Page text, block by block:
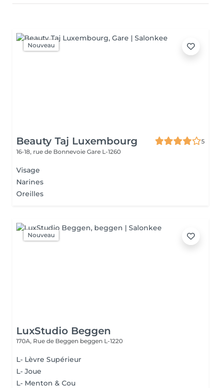
Nouveau
Beauty Taj Luxembourg
5
16-18, rue de Bonnevoie Gare L-1260
Visage
Narines
Oreilles
Nouveau
LuxStudio Beggen
170A, Rue de Beggen beggen L-1220
L- Lèvre Supérieur
L- Joue
L- Menton & Cou